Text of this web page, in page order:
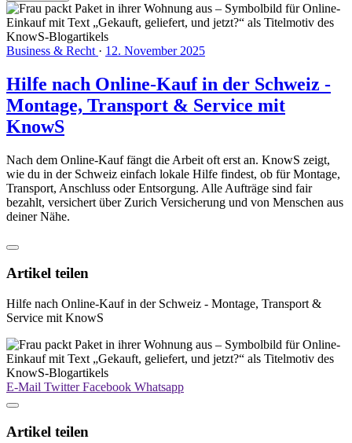
Business & Recht · 12. November 2025
Hilfe nach Online-Kauf in der Schweiz -
Montage, Transport & Service mit
KnowS
Nach dem Online-Kauf fängt die Arbeit oft erst an. KnowS zeigt,
wie du in der Schweiz einfach lokale Hilfe findest, ob für Montage,
Transport, Anschluss oder Entsorgung. Alle Aufträge sind fair
bezahlt, versichert über Zurich Versicherung und von Menschen aus
deiner Nähe.
Artikel teilen
Hilfe nach Online-Kauf in der Schweiz - Montage, Transport &
Service mit KnowS
E-Mail TwitterFacebook Whatsapp
Artikel teilen